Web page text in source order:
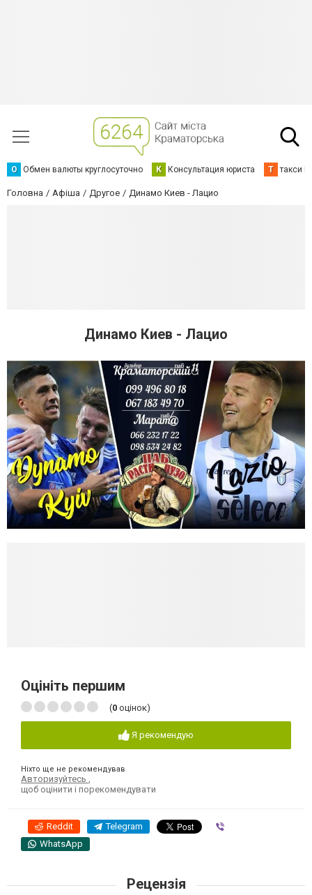
О Обмен валюты круглосуточно К Консультация юриста Т такси
Головна Афіша Другое Динамо Киев - Лацио
Динамо Киев - Лацио
Оцініть першим
(0 оцінок)
Я рекомендую
Ніхто ще не рекомендував
Авторизуйтесь ,
щоб оцінити і порекомендувати
Reddit Telegram
WhatsApp
Рецензія